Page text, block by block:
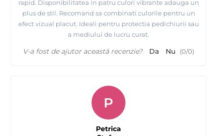
rapid. Disponibilitatea in patru culori vibrante adauga un
plus de stil. Recomand sa combinati culorile pentru un
efect vizual placut. Ideali pentru protectia pedichiurii sau
a mediului de lucru curat.
V-a fost de ajutor această recenzie? Da Nu (0/0)
P
Petrica